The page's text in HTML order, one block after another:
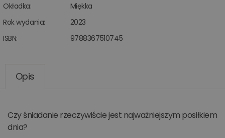
Okładka:
Miękka
Rok wydania:
2023
ISBN:
9788367510745
Opis
Czy śniadanie rzeczywiście jest najważniejszym posiłkiem
dnia?